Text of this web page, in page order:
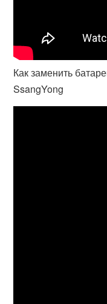
Как заменить
SsangYong